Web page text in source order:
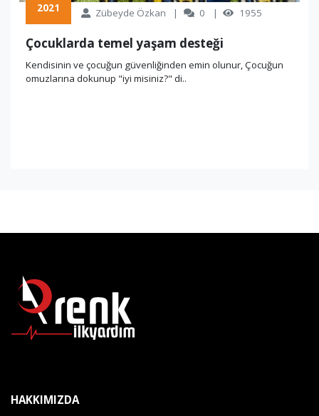
Zübeyde Özkan 0 1955
2021
Çocuklarda temel yaşam desteği
Kendisinin ve çocuğun güvenliğinden emin olunur, Çocuğun
omuzlarına dokunup "iyi misiniz?" di..
HAKKIMIZDA